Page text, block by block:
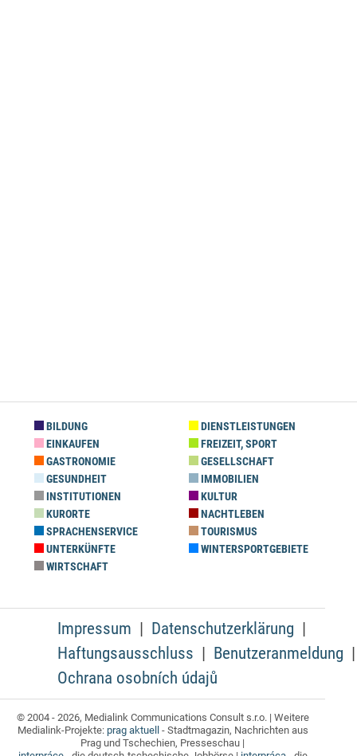
BILDUNG
DIENSTLEISTUNGEN
EINKAUFEN
FREIZEIT, SPORT
GASTRONOMIE
GESELLSCHAFT
GESUNDHEIT
IMMOBILIEN
INSTITUTIONEN
KULTUR
KURORTE
NACHTLEBEN
SPRACHENSERVICE
TOURISMUS
UNTERKÜNFTE
WINTERSPORTGEBIETE
WIRTSCHAFT
Impressum
Datenschutzerklärung
Haftungsausschluss
Benutzeranmeldung
Ochrana osobních údajů
© 2004 - 2026, Medialink Communications Consult s.r.o. | Weitere
Medialink-Projekte: prag aktuell - Stadtmagazin, Nachrichten aus
Prag und Tschechien, Presseschau |